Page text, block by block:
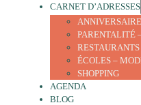
CARNET D’ADRESSES
ANNIVERSAIRE
PARENTALITÉ
ÉCOLES –
SHOPPING
AGENDA
BLOG